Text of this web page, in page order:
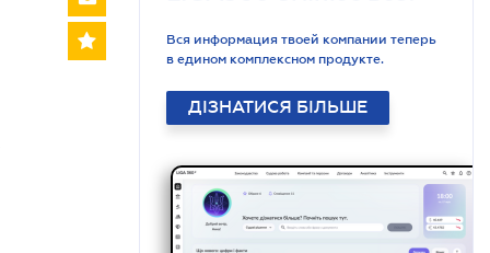
Вся информация твоей компании теперь
в едином комплексном продукте.
ДІЗНАТИСЯ БІЛЬШЕ